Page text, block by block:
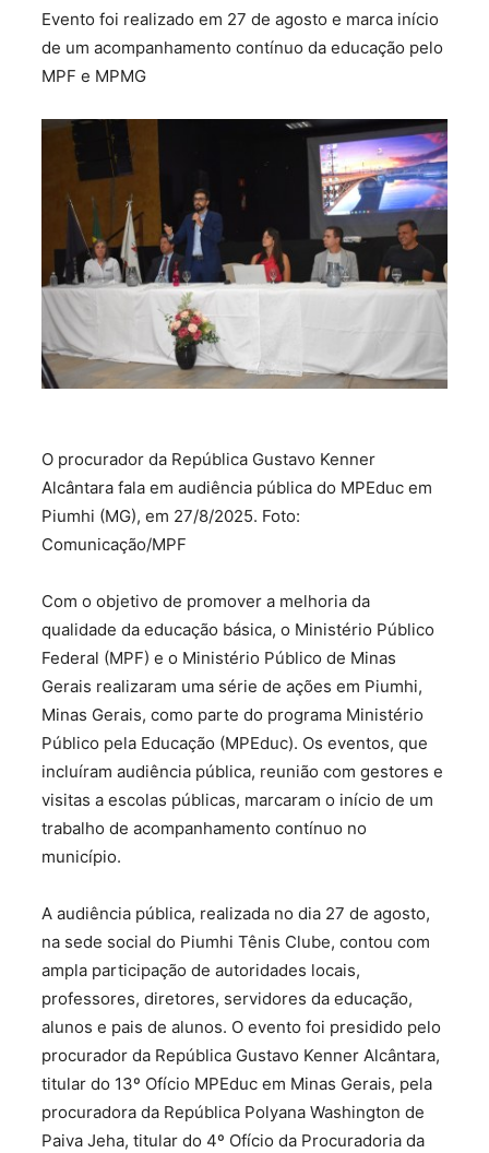
Evento foi realizado em 27 de agosto e marca início
de um acompanhamento contínuo da educação pelo
MPF e MPMG
O procurador da República Gustavo Kenner
Alcântara fala em audiência pública do MPEduc em
Piumhi (MG), em 27/8/2025. Foto:
Comunicação/MPF
Com o objetivo de promover a melhoria da
qualidade da educação básica, o Ministério Público
Federal (MPF) e o Ministério Público de Minas
Gerais realizaram uma série de ações em Piumhi,
Minas Gerais, como parte do programa Ministério
Público pela Educação (MPEduc). Os eventos, que
incluíram audiência pública, reunião com gestores e
visitas a escolas públicas, marcaram o início de um
trabalho de acompanhamento contínuo no
município.
A audiência pública, realizada no dia 27 de agosto,
na sede social do Piumhi Tênis Clube, contou com
ampla participação de autoridades locais,
professores, diretores, servidores da educação,
alunos e pais de alunos. O evento foi presidido pelo
procurador da República Gustavo Kenner Alcântara,
titular do 13º Ofício MPEduc em Minas Gerais, pela
procuradora da República Polyana Washington de
Paiva Jeha, titular do 4º Ofício da Procuradoria da